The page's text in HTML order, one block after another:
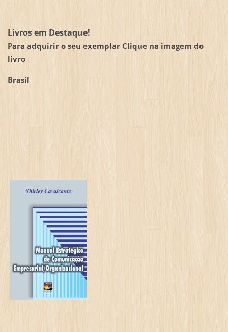
Livros em Destaque!
Para adquirir o seu exemplar Clique na imagem do
livro
Brasil